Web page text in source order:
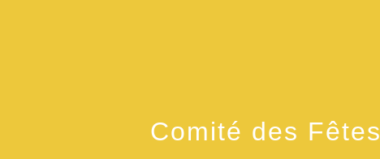
Comité des Fêtes